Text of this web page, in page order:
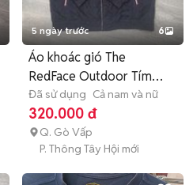
5 ngày trước 6
Áo khoác gió The
RedFace Outdoor Tím
Xanh size M
Đã sử dụng Cả nam và nữ
320.000 đ
Q. Gò Vấp
P. Thông Tây Hội mới